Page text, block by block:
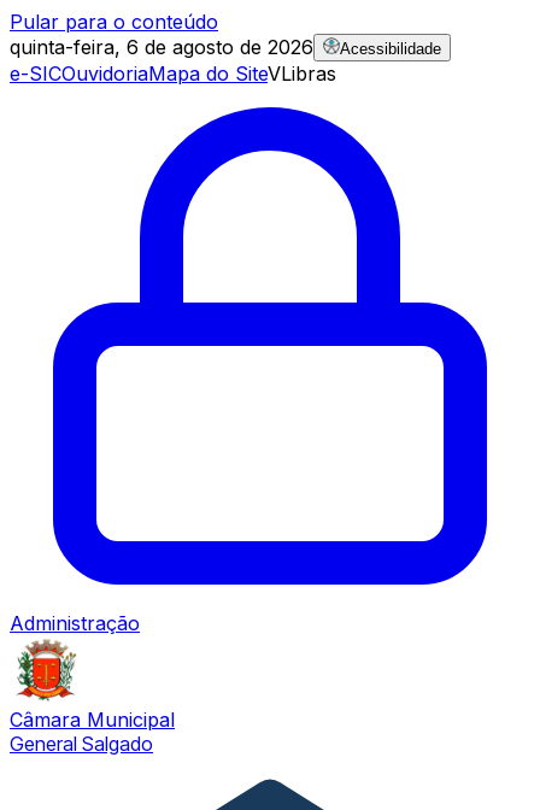
Pular para o conteúdo
quinta-feira, 6 de agosto de 2026
Acessibilidade
e-SICOuvidoriaMapa do SiteVLibras
Administração
Câmara Municipal
General Salgado